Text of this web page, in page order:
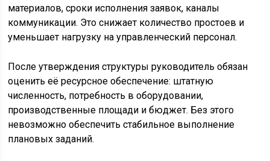
материалов, сроки исполнения заявок, каналы
коммуникации. Это снижает количество простоев и
уменьшает нагрузку на управленческий персонал.
После утверждения структуры руководитель обязан
оценить её ресурсное обеспечение: штатную
численность, потребность в оборудовании,
производственные площади и бюджет. Без этого
невозможно обеспечить стабильное выполнение
плановых заданий.